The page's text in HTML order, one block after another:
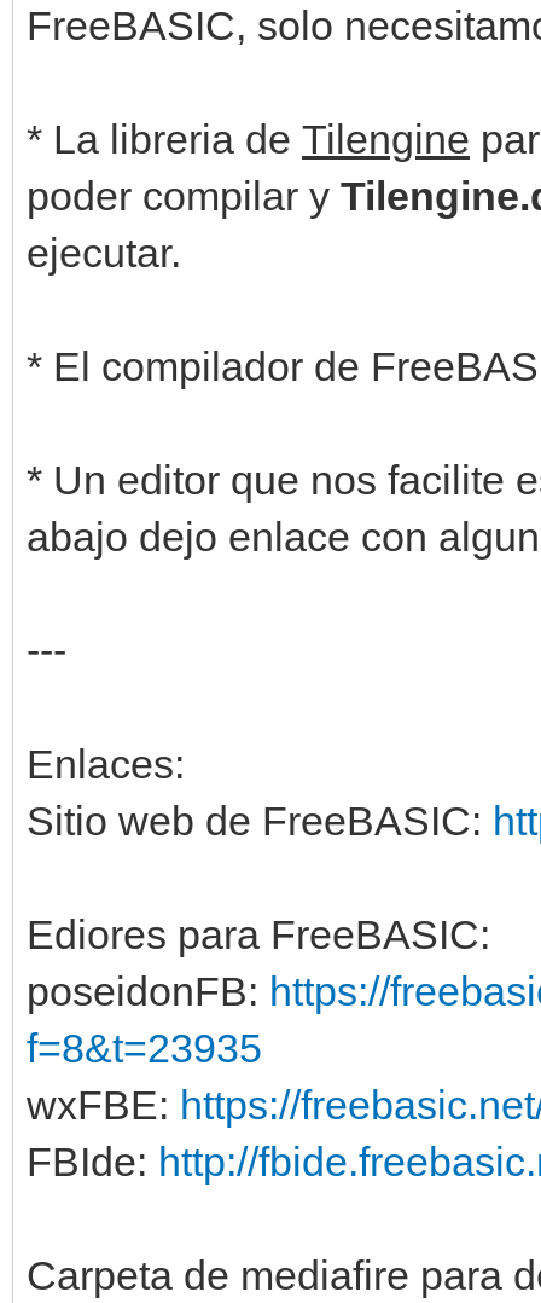
FreeBASIC, solo
* La libreria de Tilengine
poder compilar y
ejecutar.
* El compilador de
* Un editor que nos facilite
abajo dejo enlace con
---
Enlaces:
Sitio web de FreeBASIC:
Ediores para FreeBASIC:
poseidonFB: https://
f=8&t=23935
wxFBE: https://
FBIde: http://
Carpeta de mediafire para